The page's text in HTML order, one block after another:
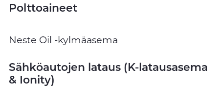
Polttoaineet
Neste Oil -kylmäasema
Sähköautojen lataus (K-latausasema
& Ionity)